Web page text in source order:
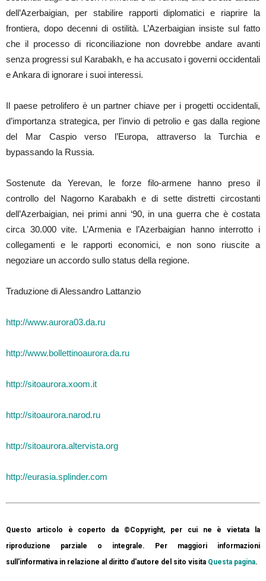
dell’Azerbaigian, per stabilire rapporti diplomatici e riaprire la
frontiera, dopo decenni di ostilità. L’Azerbaigian insiste sul fatto
che il processo di riconciliazione non dovrebbe andare avanti
senza progressi sul Karabakh, e ha accusato i governi occidentali
e Ankara di ignorare i suoi interessi.
Il paese petrolifero è un partner chiave per i progetti occidentali,
d’importanza strategica, per l’invio di petrolio e gas dalla regione
del Mar Caspio verso l’Europa, attraverso la Turchia e
bypassando la Russia.
Sostenute da Yerevan, le forze filo-armene hanno preso il
controllo del Nagorno Karabakh e di sette distretti circostanti
dell’Azerbaigian, nei primi anni ‘90, in una guerra che è costata
circa 30.000 vite. L’Armenia e l’Azerbaigian hanno interrotto i
collegamenti e le rapporti economici, e non sono riuscite a
negoziare un accordo sullo status della regione.
Traduzione di Alessandro Lattanzio
http://www.aurora03.da.ru
http://www.bollettinoaurora.da.ru
http://sitoaurora.xoom.it
http://sitoaurora.narod.ru
http://sitoaurora.altervista.org
http://eurasia.splinder.com
Questo articolo è coperto da ©Copyright, per cui ne è vietata la
riproduzione parziale o integrale. Per maggiori informazioni
sull'informativa in relazione al diritto d'autore del sito visita Questa pagina.